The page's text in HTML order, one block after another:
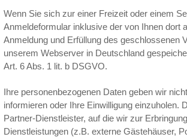
Wenn Sie sich zur einer Freizeit oder einem
Anmeldeformular inklusive der von Ihnen dort
Anmeldung und Erfüllung des geschlossenen
unserem Webserver in Deutschland
Art. 6 Abs. 1 lit. b DSGVO.
Ihre personenbezogenen Daten geben wir
informieren oder Ihre Einwilligung einzuholen.
Partner-Dienstleister, auf die wir zur
Dienstleistungen (z.B. externe Gästehäuser,